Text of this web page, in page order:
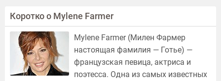
D2. Innamoramento
D3. Sans Contrefaçon
D4. Histoires De Fesses
E1. Sentimentale
E2. Désenchantée
E3. Rêver
Коротко о Mylene Farmer
Mylene Farmer (Милен Фармер
настоящая фамилия — Готье) —
французская певица, актриса и
поэтесса. Одна из самых известных